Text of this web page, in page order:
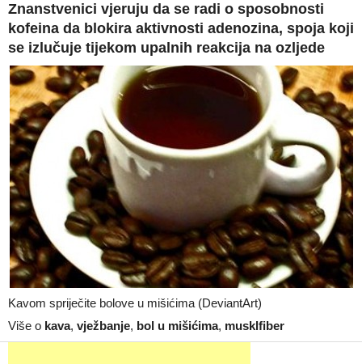
Znanstvenici vjeruju da se radi o sposobnosti
kofeina da blokira aktivnosti adenozina, spoja koji
se izlučuje tijekom upalnih reakcija na ozljede
Kavom spriječite bolove u mišićima (DeviantArt)
Više o kava, vježbanje, bol u mišićima, musklfiber